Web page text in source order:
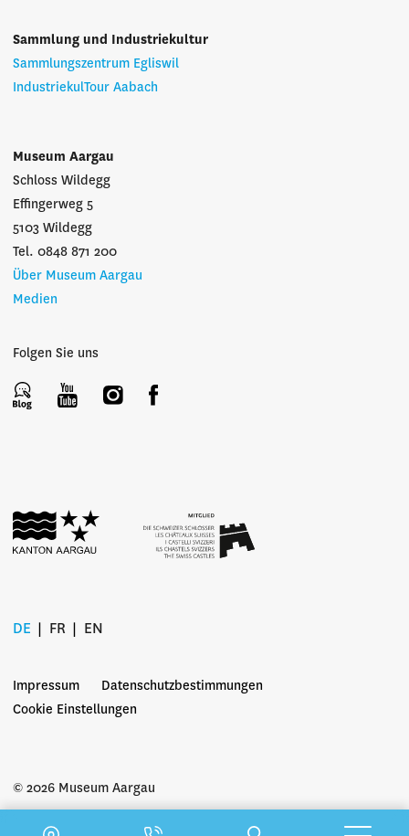
Sammlung und Industriekultur
Sammlungszentrum Egliswil
IndustriekulTour Aabach
Museum Aargau
Schloss Wildegg
Effingerweg 5
5103 Wildegg
Tel. 0848 871 200
Über Museum Aargau
Medien
Folgen Sie uns
© 2026 Museum Aargau
DE FR EN
Impressum
Datenschutzbestimmungen
Cookie Einstellungen